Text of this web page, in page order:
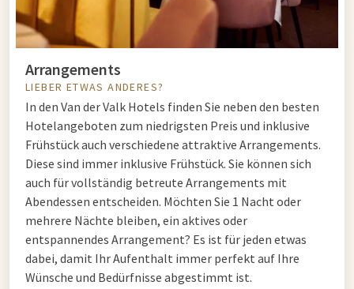
Arrangements
LIEBER ETWAS ANDERES?
In den Van der Valk Hotels finden Sie neben den besten
Hotelangeboten zum niedrigsten Preis und inklusive
Frühstück auch verschiedene attraktive Arrangements.
Diese sind immer inklusive Frühstück. Sie können sich
auch für vollständig betreute Arrangements mit
Abendessen entscheiden. Möchten Sie 1 Nacht oder
mehrere Nächte bleiben, ein aktives oder
entspannendes Arrangement? Es ist für jeden etwas
dabei, damit Ihr Aufenthalt immer perfekt auf Ihre
Wünsche und Bedürfnisse abgestimmt ist.